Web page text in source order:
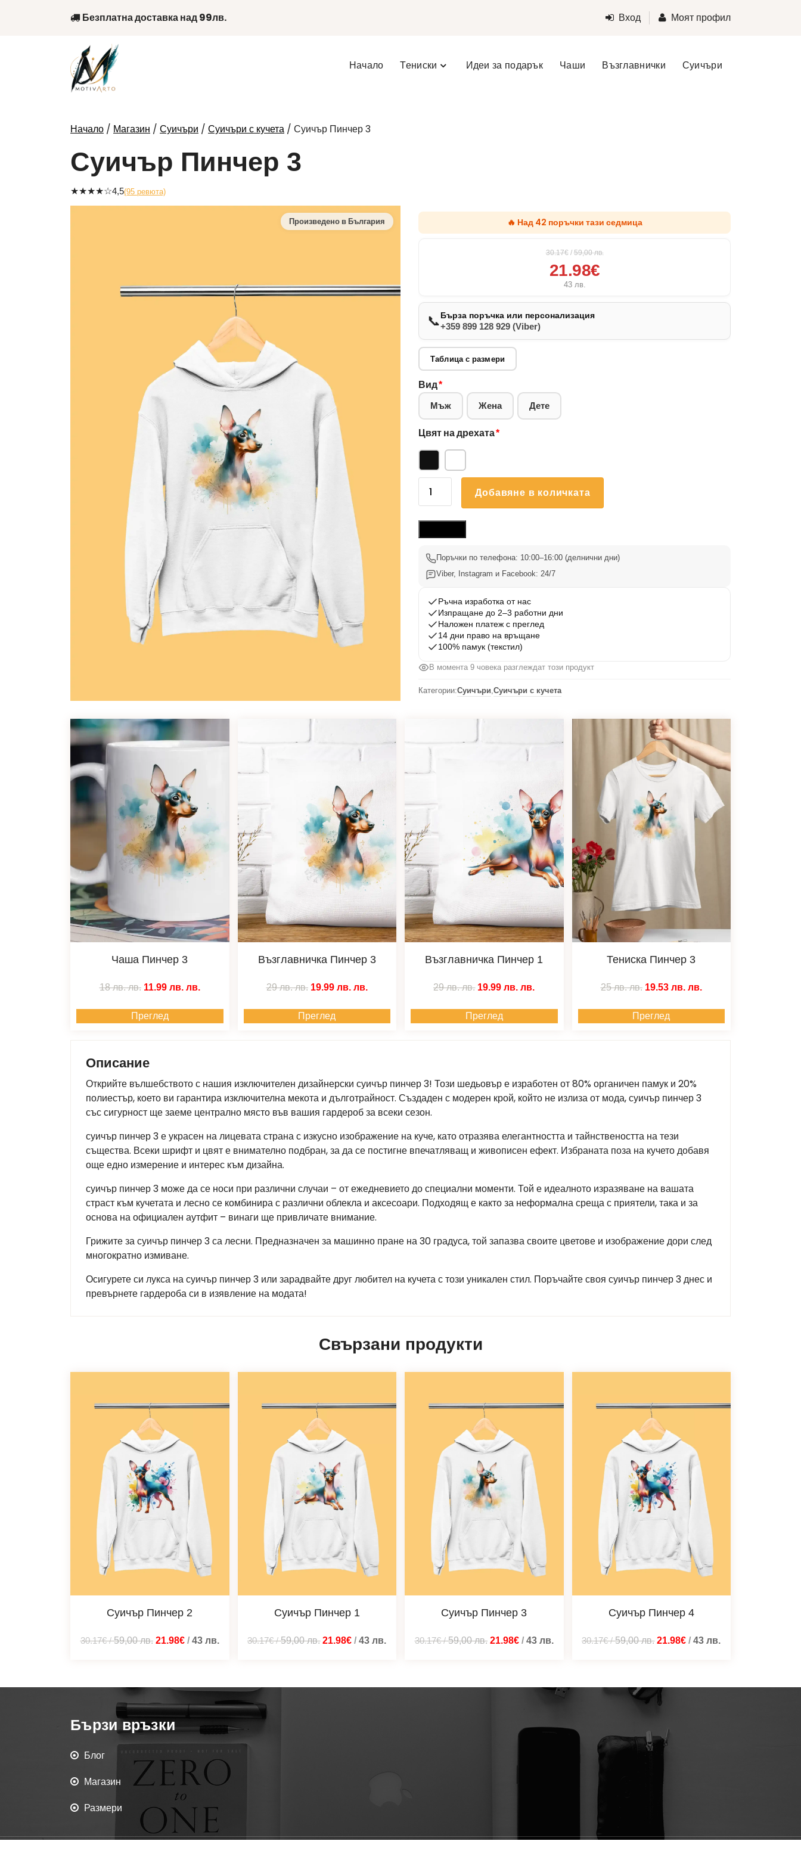
Безплатна доставка над 99лв. Вход Моят профил
Начало Тениски Идеи за подарък Чаши Възглавнички Суичъри
Начало / Магазин / Суичъри / Суичъри с кучета / Суичър Пинчер 3
Суичър Пинчер 3
★★★★☆4,5(95 ревюта)
🔥 Над 42 поръчки тази седмица
30.17€ / 59,00лв.
21.98€
43 лв.
📞Бърза поръчка или персонализация
+359 899 128 929 (Viber)
Таблица с размери
Вид*
Мъж Жена Дете
Цвят на дрехата*
количество
3
Добавяне в количката
Поръчки по телефона: 10:00–16:00 (делнични дни)
Viber, Instagram и Facebook: 24/7
Ръчна изработка от нас
Изпращане до 2–3 работни дни
Наложен платеж с преглед
14 дни право на връщане
100% памук (текстил)
В момента 9 човека разглеждат този продукт
Категории:Суичъри,Суичъри с кучета
Чаша Пинчер 3
18 лв.лв. 11.99 лв. лв.
Преглед
Възглавничка Пинчер 3
29 лв.лв. 19.99 лв. лв.
Преглед
Възглавничка Пинчер 1
29 лв.лв. 19.99 лв.лв.
Преглед
Тениска Пинчер 3
25 лв.лв. 19.53 лв. лв.
Преглед
Описание
Открийте вълшебството с нашия изключителен дизайнерски суичър пинчер 3! Този шедьовър е изработен от 80% органичен памук и 20%
полиестър, което ви гарантира изключителна мекота и дълготрайност. Създаден с модерен крой, който не излиза от мода, суичър пинчер 3
със сигурност ще заеме централно място във вашия гардероб за всеки сезон.
суичър пинчер 3 е украсен на лицевата страна с изкусно изображение на куче, като отразява елегантността и тайнствеността на тези
същества. Всеки шрифт и цвят е внимателно подбран, за да се постигне впечатляващ и живописен ефект. Избраната поза на кучето добавя
още едно измерение и интерес към дизайна.
суичър пинчер 3 може да се носи при различни случаи – от ежедневието до специални моменти. Той е идеалното изразяване на вашата
страст към кучетата и лесно се комбинира с различни облекла и аксесоари. Подходящ е както за неформална среща с приятели, така и за
основа на официален аутфит – винаги ще привличате внимание.
Грижите за суичър пинчер 3 са лесни. Предназначен за машинно пране на 30 градуса, той запазва своите цветове и изображение дори след
многократно измиване.
Осигурете си лукса на суичър пинчер 3 или зарадвайте друг любител на кучета с този уникален стил. Поръчайте своя суичър пинчер 3 днес и
превърнете гардероба си в изявление на модата!
Свързани продукти
Суичър Пинчер 2
30.17€/59,00лв. 21.98€/ 43 лв.
Суичър Пинчер 1
30.17€/59,00лв. 21.98€ /43лв.
Суичър Пинчер 3
30.17€/59,00лв. 21.98€/ 43 лв.
Суичър Пинчер 4
30.17€/59,00лв. 21.98€ /43лв.
Бързи връзки
Блог
Магазин
Размери